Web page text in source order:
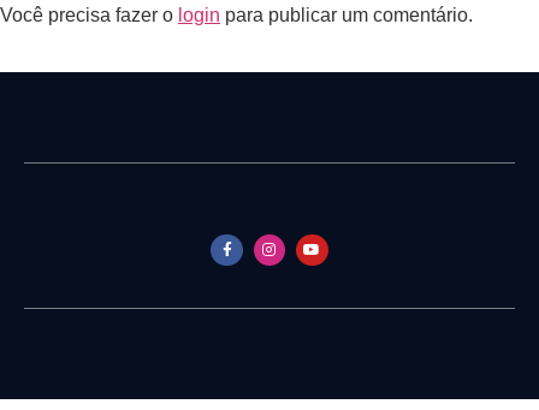
Você precisa fazer o login para publicar um comentário.